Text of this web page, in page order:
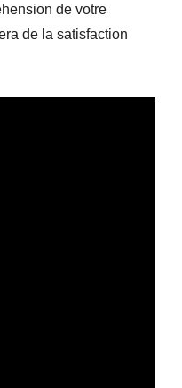
de votre
de la satisfaction